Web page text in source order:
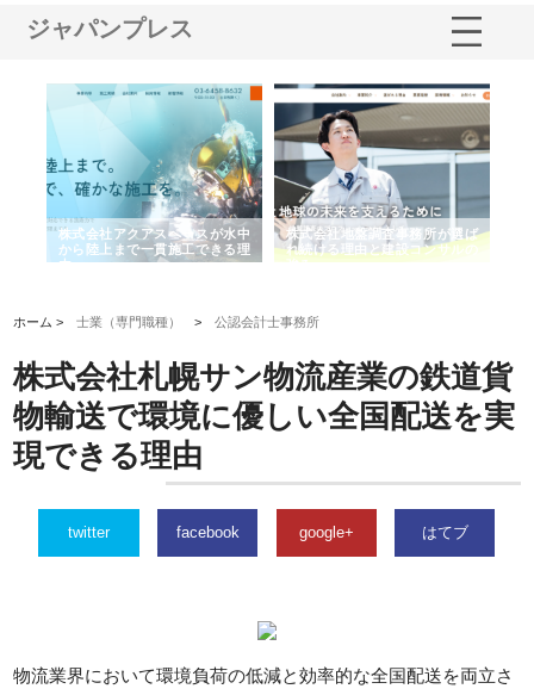
ジャパンプレス
地盤調査事務所が選ば
理由と建設コンサルの
株式会社名神精工の最新ニュー
スリリース一覧と注目トピック
有限会社エム・ビ
で選ばれる道路舗
の実力
ホーム >士業（専門職種） >公認会計士事務所
株式会社札幌サン物流産業の鉄道貨
物輸送で環境に優しい全国配送を実
現できる理由
twitter facebook google+ はてブ
物流業界において環境負荷の低減と効率的な全国配送を両立さ